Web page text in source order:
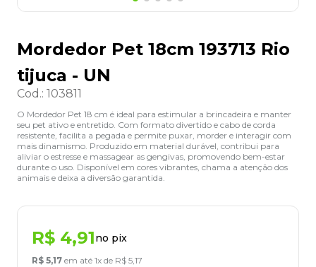
Mordedor Pet 18cm 193713 Rio
tijuca - UN
Cod.: 103811
O Mordedor Pet 18 cm é ideal para estimular a brincadeira e manter
seu pet ativo e entretido. Com formato divertido e cabo de corda
resistente, facilita a pegada e permite puxar, morder e interagir com
mais dinamismo. Produzido em material durável, contribui para
aliviar o estresse e massagear as gengivas, promovendo bem-estar
durante o uso. Disponível em cores vibrantes, chama a atenção dos
animais e deixa a diversão garantida.
R$ 4,91no pix
R$ 5,17 em até 1x de R$ 5,17